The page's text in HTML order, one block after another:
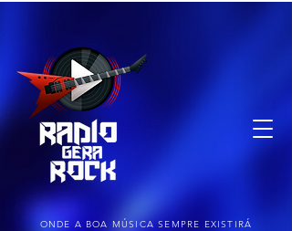
ONDE A BOA MÚSICA SEMPRE EXISTIRÁ